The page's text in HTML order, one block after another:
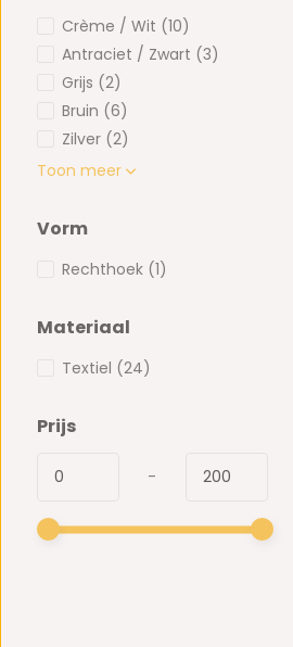
Crème / Wit (10)
Antraciet / Zwart (3)
Grijs (2)
Bruin (6)
Zilver (2)
Toon meer
Vorm
Rechthoek (1)
Materiaal
Textiel (24)
Prijs
-